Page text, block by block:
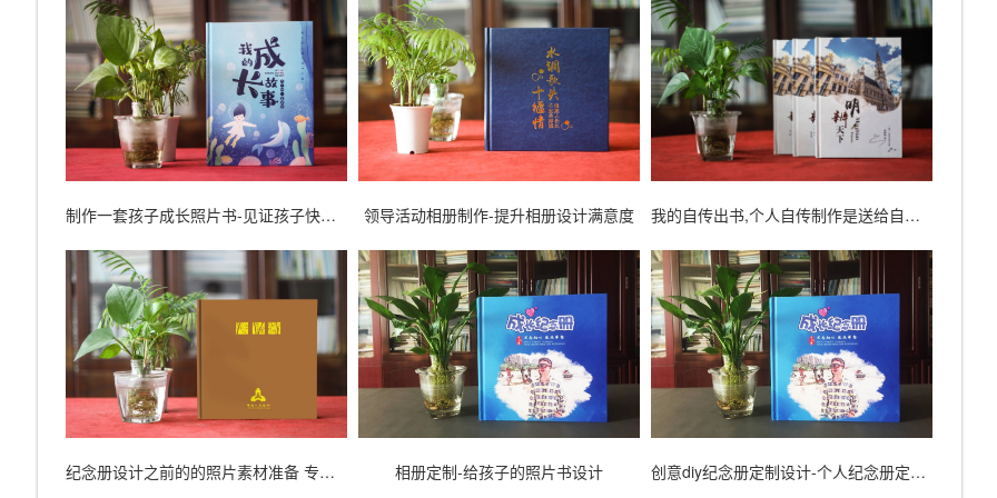
制作一套孩子成长照片书-见证孩子快乐的成长历程 领导活动相册制作-提升相册设计满意度 我的自传出书,个人自传制作是送给自己最好的礼物
纪念册设计之前的的照片素材准备 专业摄影之技巧口诀 相册定制-给孩子的照片书设计 创意diy纪念册定制设计-个人纪念册定制服务